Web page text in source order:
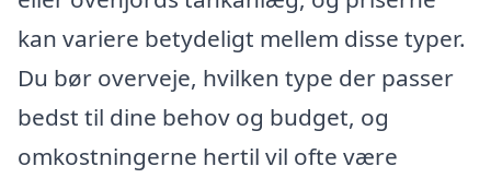
kan variere betydeligt mellem disse typer.
Du bør overveje, hvilken type der passer
bedst til dine behov og budget, og
omkostningerne hertil vil ofte være